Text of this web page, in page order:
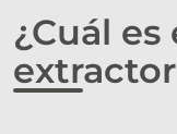
¿Cuál